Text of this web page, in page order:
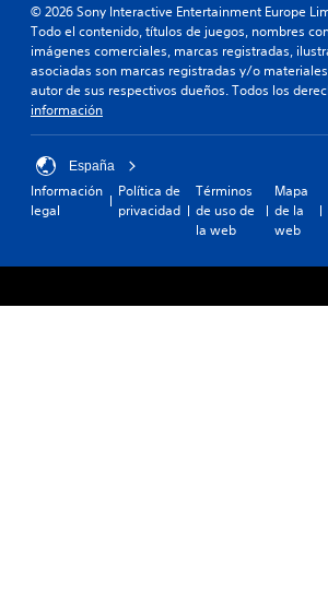
© 2026 Sony Interactive Entertainment Europe
Todo el contenido, títulos de juegos, nombres
imágenes comerciales, marcas registradas,
asociadas son marcas registradas y/o
autor de sus respectivos dueños. Todos los
información
España
Información
legal
Política de
privacidad
Términos
de uso de
la web
Mapa
de la
web